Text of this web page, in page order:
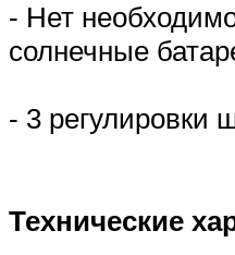
- Нет
солнечные
- 3 регулировки
Технические